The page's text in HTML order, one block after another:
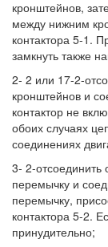
кронштейнов,
между нижним
контактора 5-1.
замкнуть также
2- 2 или 17-2-
кронштейнов и
контактор не
обоих случаях
соединениях
3- 2-отсоединить
перемычку и
перемычку,
контактора 5-2.
принудительно;